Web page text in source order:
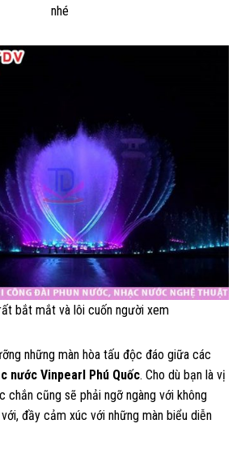
nhé
bắt mắt và lôi cuốn người xem
những màn hòa tấu độc đáo giữa các
nước Vinpearl Phú Quốc. Cho dù bạn là vị
chắn cũng sẽ phải ngỡ ngàng với không
đầy cảm xúc với những màn biểu diễn